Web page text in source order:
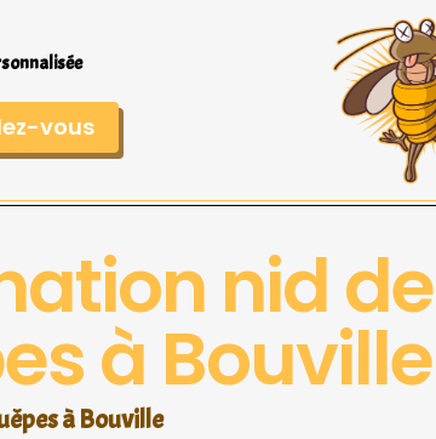
vous
nid de
à Bouville
à Bouville